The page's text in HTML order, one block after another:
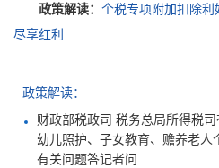
政策解读： 个税专项附加扣除利
尽享红利
政策解读：
财政部税政司 税务总局所得税
幼儿照护、子女教育、赡养老人
有关问题答记者问